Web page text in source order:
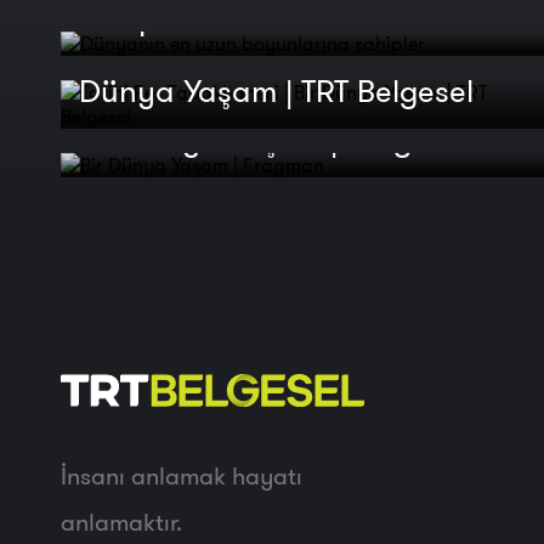
Tarihi Fes Tabakhanesi | Bir
Dünya Yaşam | TRT Belgesel
Bir Dünya Yaşam | Fragman
İnsanı anlamak hayatı
anlamaktır.